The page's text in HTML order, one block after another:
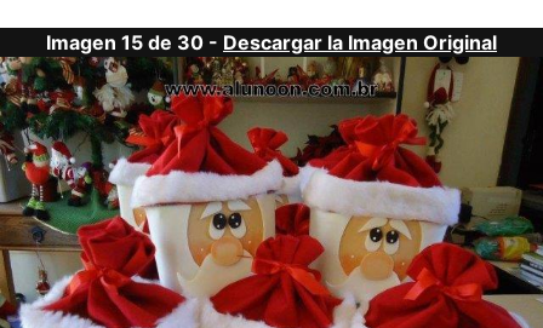
Imagen 15 de 30 - Descargar la Imagen Original